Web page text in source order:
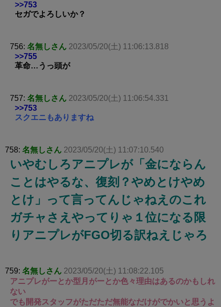
>>753
セガでよろしいか？
756: 名無しさん 2023/05/20(土) 11:06:13.818
>>755
革命…うっ頭が
757: 名無しさん 2023/05/20(土) 11:06:54.331
>>753
スクエニもありますね
758: 名無しさん 2023/05/20(土) 11:07:10.540
いやむしろアニプレが「金にならん
ことはやるな、復刻？やめとけやめ
とけ」って言ってんじゃねえのこれ
ガチャさえやってりゃ１位になる限
りアニプレがFGO切る訳ねえじゃろ
759: 名無しさん 2023/05/20(土) 11:08:22.105
アニプレがーとか型月がーとか色々理由はあるのかもしれ
ない
でも開発スタッフがただただ無能なだけがでかいと思うよ